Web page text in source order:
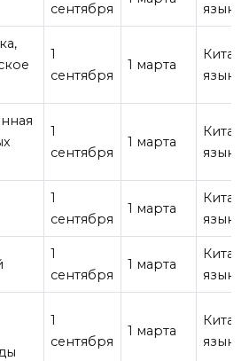
сентября
язык
1
сентября
1 марта
язык
1
сентября
1 марта
язык
1
сентября
1 марта
язык
1
сентября
1 марта
язык
1
сентября
1 марта
язык